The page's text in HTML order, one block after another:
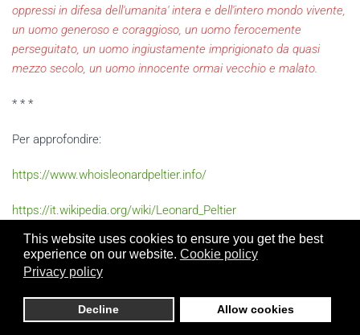
This website uses cookies to ensure you get the best
experience on our website. Cookie policy
Privacy policy
Decline Allow cookies
oppressi in difesa dell'umanita' intera e dell'intero mondo vivente,
un uomo generoso e coraggioso, un uomo ferocemente
perseguitato, un uomo ingiustamente imprigionato da quasi
mezzo secolo, un uomo innocente ormai vecchio e malato.
* * *
Per approfondire:
https://www.whoisleonardpeltier.info/
https://it.wikipedia.org/wiki/Leonard_Peltier
https://diversotoscana.blogspot.com/2021/08/free-leonard-
peltier.html
Per maggiori informazioni, si scriva al Centro di Viterbo alla mail:
paxtibi1@tiscali.it